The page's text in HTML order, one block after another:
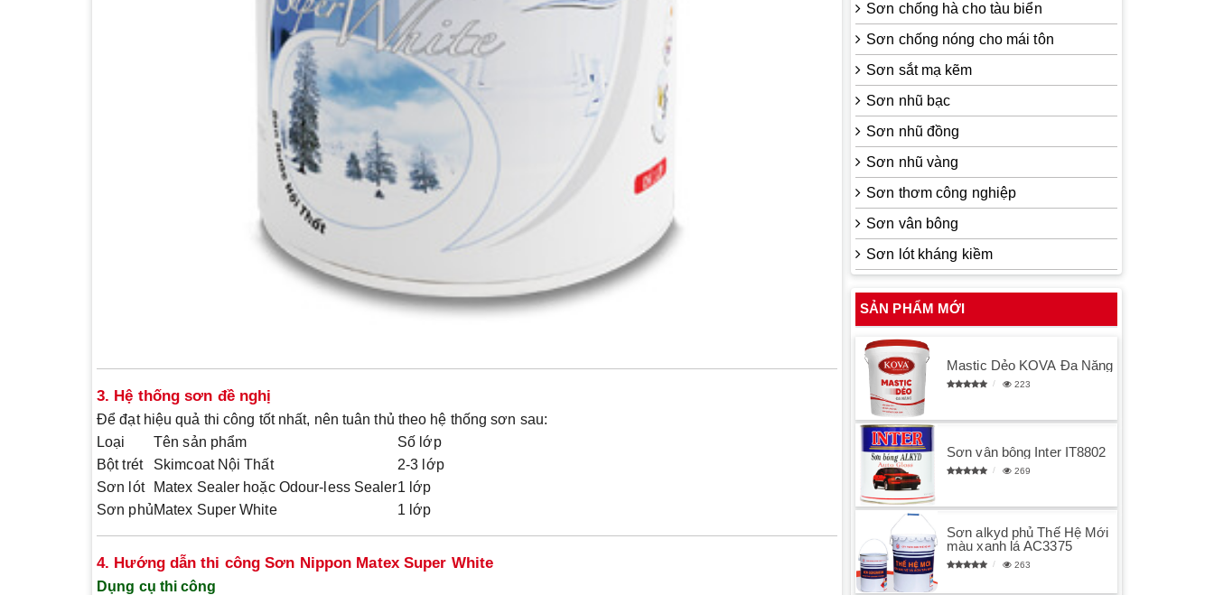
3. Hệ thống sơn đề nghị
Để đạt hiệu quả thi công tốt nhất, nên tuân thủ theo hệ thống sơn sau:
Loại
Tên sản phẩm
Số lớp
Bột trét
Skimcoat Nội Thất
2-3 lớp
Sơn lót
Matex Sealer hoặc Odour-less Sealer1 lớp
Sơn phủMatex Super White 1 lớp
4. Hướng dẫn thi công Sơn Nippon Matex Super White
Dụng cụ thi công
Sơn chống hà cho tàu biển
Sơn chống nóng cho mái tôn
Sơn sắt mạ kẽm
Sơn nhũ bạc
Sơn nhũ đồng
Sơn nhũ vàng
Sơn thơm công nghiệp
Sơn vân bông
Sơn lót kháng kiềm
SẢN PHẨM MỚI
Mastic Dẻo KOVA Đa Năng
223
Sơn vân bông Inter IT8802
269
Sơn alkyd phủ Thế Hệ Mới
màu xanh lá AC3375
263